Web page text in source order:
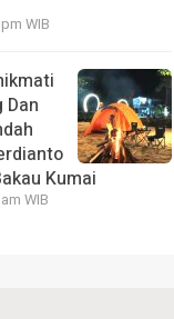
WIB
Dan
Kumai
WIB